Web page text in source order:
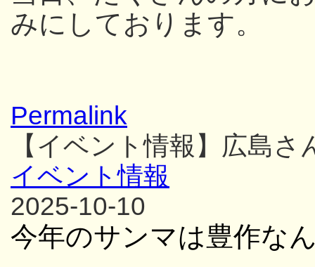
みにしております。
Permalink
【イベント情報】広島さ
イベント情報
2025-10-10
今年のサンマは豊作な